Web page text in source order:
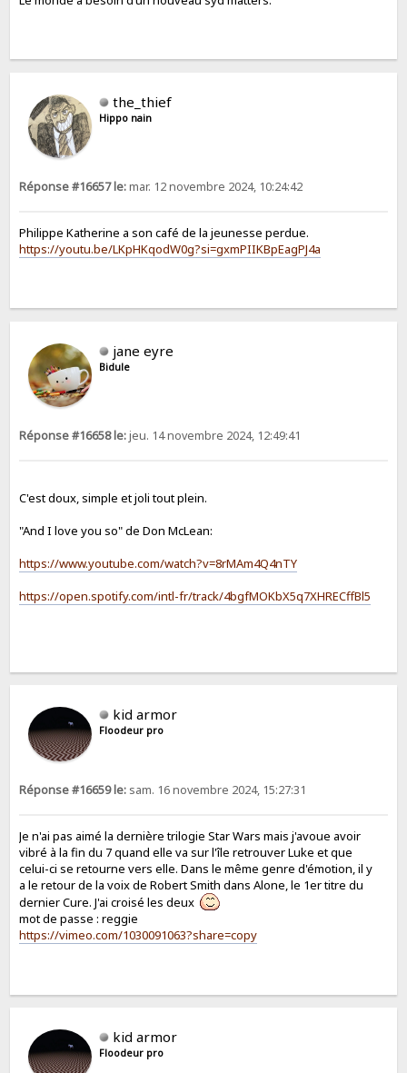
the_thief
Hippo nain
Réponse #16657 le:mar. 12 novembre 2024, 10:24:42
Philippe Katherine a son café de la jeunesse perdue.
https://youtu.be/LKpHKqodW0g?si=gxmPIIKBpEagPJ4a
jane eyre
Bidule
Réponse #16658 le:jeu. 14 novembre 2024, 12:49:41
C'est doux, simple et joli tout plein.
"And I love you so" de Don McLean:
https://www.youtube.com/watch?v=8rMAm4Q4nTY
https://open.spotify.com/intl-fr/track/4bgfMOKbX5q7XHRECffBl5
kid armor
Floodeur pro
Réponse #16659 le: sam. 16 novembre 2024, 15:27:31
Je n'ai pas aimé la dernière trilogie Star Wars mais j'avoue avoir
vibré à la fin du 7 quand elle va sur l'île retrouver Luke et que
celui-ci se retourne vers elle. Dans le même genre d'émotion, il y
a le retour de la voix de Robert Smith dans Alone, le 1er titre du
dernier Cure. J'ai croisé les deux
mot de passe : reggie
https://vimeo.com/1030091063?share=copy
kid armor
Floodeur pro